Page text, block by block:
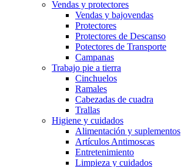
Vendas y protectores
Vendas y bajovendas
Protectores
Protectores de Descanso
Potectores de Transporte
Campanas
Trabajo pie a tierra
Cinchuelos
Ramales
Cabezadas de cuadra
Trallas
Higiene y cuidados
Alimentación y suplementos
Artículos Antimoscas
Entretenimiento
Limpieza y cuidados